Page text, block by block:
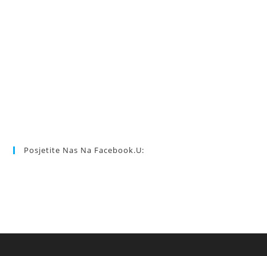
Posjetite Nas Na Facebook.u: